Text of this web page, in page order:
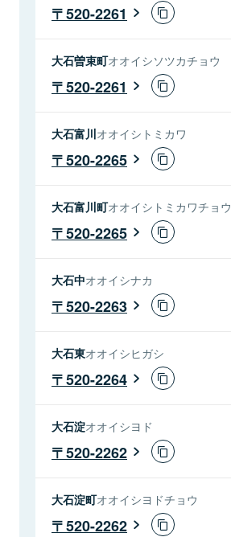
520-2261
大石曽束町オオイシソツカチョウ
520-2261
大石富川オオイシトミカワ
520-2265
大石富川町オオイシトミカワチョウ
520-2265
大石中オオイシナカ
520-2263
大石東オオイシヒガシ
520-2264
大石淀オオイシヨド
520-2262
大石淀町オオイシヨドチョウ
520-2262